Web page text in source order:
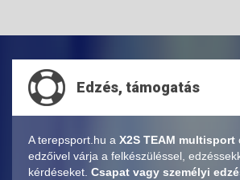
Edzés, támogatás
A terepsport.hu a X2S TEAM multisport
edzőivel várja a felkészüléssel,
kérdéseket. Csapat vagy személyi